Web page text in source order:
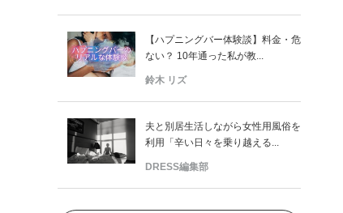
【ハプニングバー体験談】料金・危
ない？ 10年通った私が教...
鈴木 リズ
夫と別居生活しながら女性用風俗を
利用「辛い日々を乗り越える...
DRESS編集部